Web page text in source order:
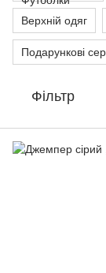
Верхній одяг
Подарункові
Фільтр